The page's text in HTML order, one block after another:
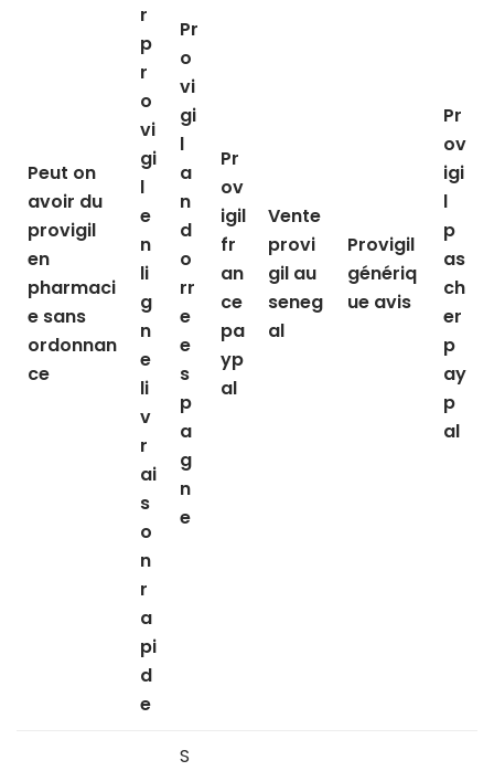
Peut on
avoir du
provigil
en
pharmaci
e sans
ordonnan
ce
r
p
r
o
vi
gi
l
e
n
li
g
n
e
li
v
r
ai
s
o
n
r
a
pi
d
e
Pr
o
vi
gi
l
a
n
d
o
rr
e
e
s
p
a
g
n
e
Pr
ov
igil
fr
an
ce
pa
yp
al
Vente
provi
gil au
seneg
al
Provigil
génériq
ue avis
Pr
ov
igi
l
p
as
ch
er
p
ay
p
al
S